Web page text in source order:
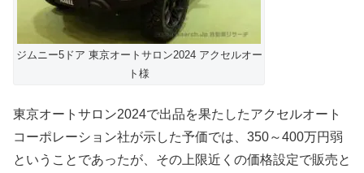
ジムニー5ドア 東京オートサロン2024 アクセルオー
ト様
東京オートサロン2024で出品を果たしたアクセルオート
コーポレーション社が示した予価では、350～400万円弱
ということであったが、その上限近くの価格設定で販売と